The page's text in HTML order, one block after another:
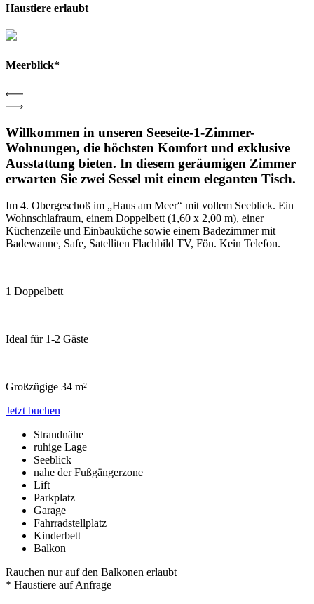
Haustiere erlaubt
Meerblick*
Willkommen in unseren Seeseite-1-Zimmer-
Wohnungen, die höchsten Komfort und exklusive
Ausstattung bieten. In diesem geräumigen Zimmer
erwarten Sie zwei Sessel mit einem eleganten Tisch.
Im 4. Obergeschoß im „Haus am Meer“ mit vollem Seeblick. Ein
Wohnschlafraum, einem Doppelbett (1,60 x 2,00 m), einer
Küchenzeile und Einbauküche sowie einem Badezimmer mit
Badewanne, Safe, Satelliten Flachbild TV, Fön. Kein Telefon.
1 Doppelbett
Ideal für 1-2 Gäste
Großzügige 34 m²
Jetzt buchen
Strandnähe
ruhige Lage
Seeblick
nahe der Fußgängerzone
Lift
Parkplatz
Garage
Fahrradstellplatz
Kinderbett
Balkon
Rauchen nur auf den Balkonen erlaubt
* Haustiere auf Anfrage